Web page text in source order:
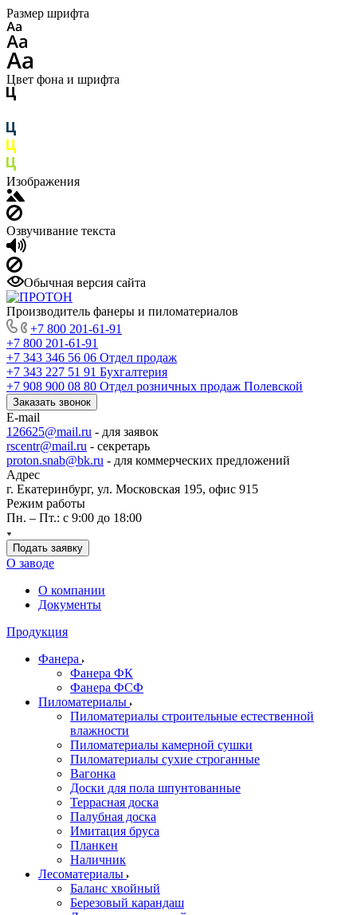
Размер шрифта
Цвет фона и шрифта
Изображения
Озвучивание текста
Обычная версия сайта
Производитель фанеры и пиломатериалов
+7 800 201-61-91
+7 800 201-61-91
+7 343 346 56 06 Отдел продаж
+7 343 227 51 91 Бухгалтерия
+7 908 900 08 80 Отдел розничных продаж Полевской
Заказать звонок
E-mail
126625@mail.ru - для заявок
rscentr@mail.ru - секретарь
proton.snab@bk.ru - для коммерческих предложений
Адрес
г. Екатеринбург, ул. Московская 195, офис 915
Режим работы
Пн. – Пт.: с 9:00 до 18:00
Подать заявку
О заводе
О компании
Документы
Продукция
Фанера
Фанера ФК
Фанера ФСФ
Пиломатериалы
Пиломатериалы строительные естественной
влажности
Пиломатериалы камерной сушки
Пиломатериалы сухие строганные
Вагонка
Доски для пола шпунтованные
Террасная доска
Палубная доска
Имитация бруса
Планкен
Наличник
Лесоматериалы
Баланс хвойный
Березовый карандаш